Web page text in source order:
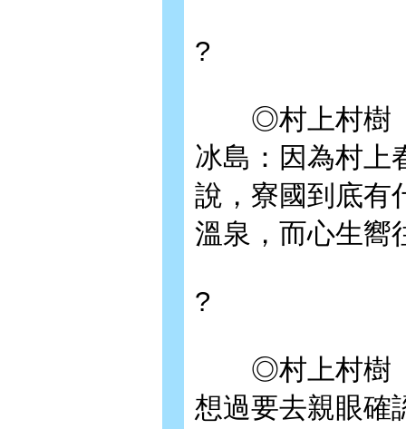
?
◎村上村樹《
冰島：因為村上
說，寮國到底有
溫泉，而心生嚮
?
◎村上村樹《
想過要去親眼確